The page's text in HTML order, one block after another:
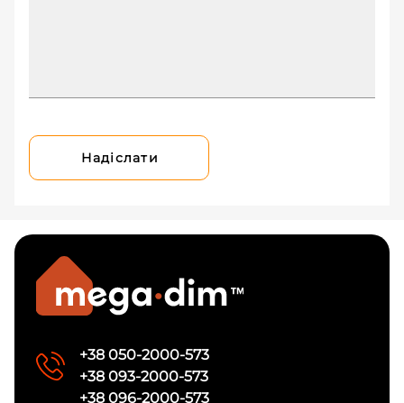
Надіслати
+38 050-2000-573
+38 093-2000-573
+38 096-2000-573